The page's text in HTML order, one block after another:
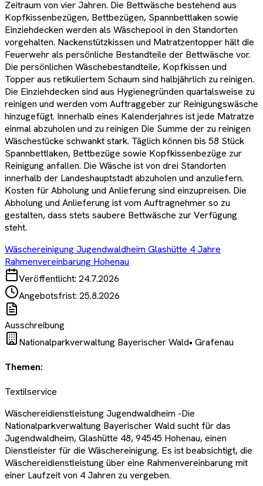
Zeitraum von vier Jahren. Die Bettwäsche bestehend aus
Kopfkissenbezügen, Bettbezügen, Spannbettlaken sowie
Einziehdecken werden als Wäschepool in den Standorten
vorgehalten. Nackenstützkissen und Matratzentopper hält die
Feuerwehr als persönliche Bestandteile der Bettwäsche vor.
Die persönlichen Wäschebestandteile, Kopfkissen und
Topper aus retikuliertem Schaum sind halbjährlich zu reinigen.
Die Einziehdecken sind aus Hygienegründen quartalsweise zu
reinigen und werden vom Auftraggeber zur Reinigungswäsche
hinzugefügt. Innerhalb eines Kalenderjahres ist jede Matratze
einmal abzuholen und zu reinigen Die Summe der zu reinigen
Wäschestücke schwankt stark. Täglich können bis 58 Stück
Spannbettlaken, Bettbezüge sowie Kopfkissenbezüge zur
Reinigung anfallen. Die Wäsche ist von drei Standorten
innerhalb der Landeshauptstadt abzuholen und anzuliefern.
Kosten für Abholung und Anlieferung sind einzupreisen. Die
Abholung und Anlieferung ist vom Auftragnehmer so zu
gestalten, dass stets saubere Bettwäsche zur Verfügung
steht.
Wäschereinigung Jugendwaldheim Glashütte 4 Jahre
Rahmenvereinbarung Hohenau
Veröffentlicht: 24.7.2026
Angebotsfrist: 25.8.2026
Ausschreibung
Nationalparkverwaltung Bayerischer Wald• Grafenau
Themen:
Textilservice
Wäschereidienstleistung Jugendwaldheim -Die
Nationalparkverwaltung Bayerischer Wald sucht für das
Jugendwaldheim, Glashütte 48, 94545 Hohenau, einen
Dienstleister für die Wäschereinigung. Es ist beabsichtigt, die
Wäschereidienstleistung über eine Rahmenvereinbarung mit
einer Laufzeit von 4 Jahren zu vergeben.